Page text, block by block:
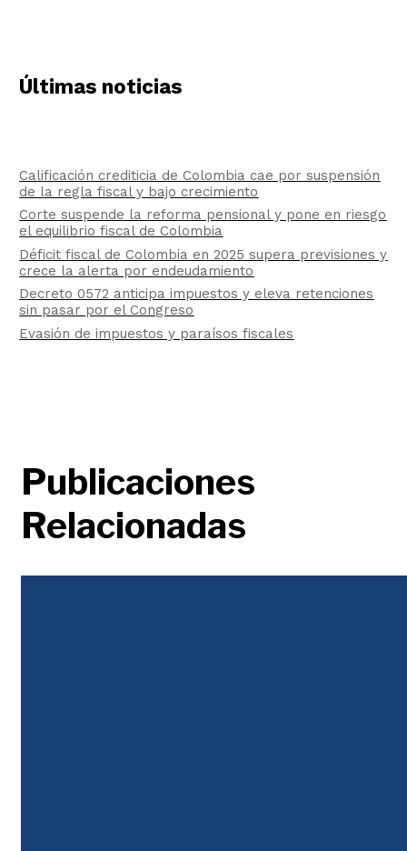
Últimas noticias
Calificación crediticia de Colombia cae por suspensión
de la regla fiscal y bajo crecimiento
Corte suspende la reforma pensional y pone en riesgo
el equilibrio fiscal de Colombia
Déficit fiscal de Colombia en 2025 supera previsiones y
crece la alerta por endeudamiento
Decreto 0572 anticipa impuestos y eleva retenciones
sin pasar por el Congreso
Evasión de impuestos y paraísos fiscales
Publicaciones
Relacionadas